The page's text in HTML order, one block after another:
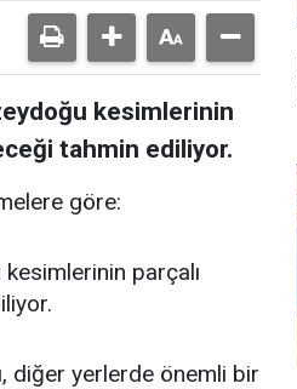
kesimlerinin
tahmin ediliyor.
göre:
parçalı
diğer yerlerde önemli bir